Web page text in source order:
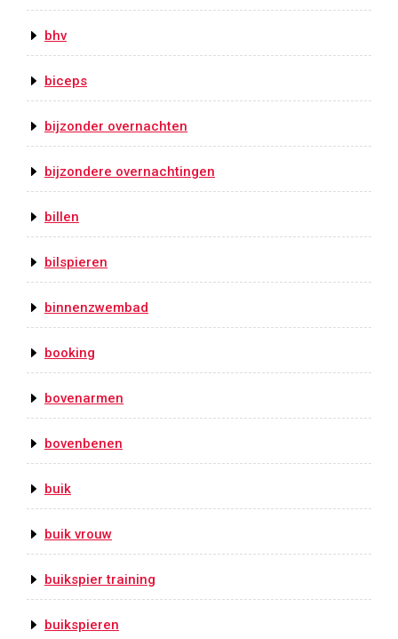
bhv
biceps
bijzonder overnachten
bijzondere overnachtingen
billen
bilspieren
binnenzwembad
booking
bovenarmen
bovenbenen
buik
buik vrouw
buikspier training
buikspieren